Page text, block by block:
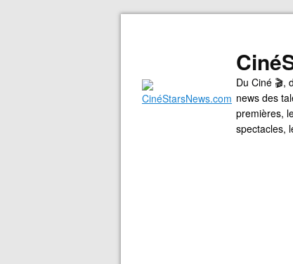
Du Ciné 🎬,
news des
premières,
spectacles,